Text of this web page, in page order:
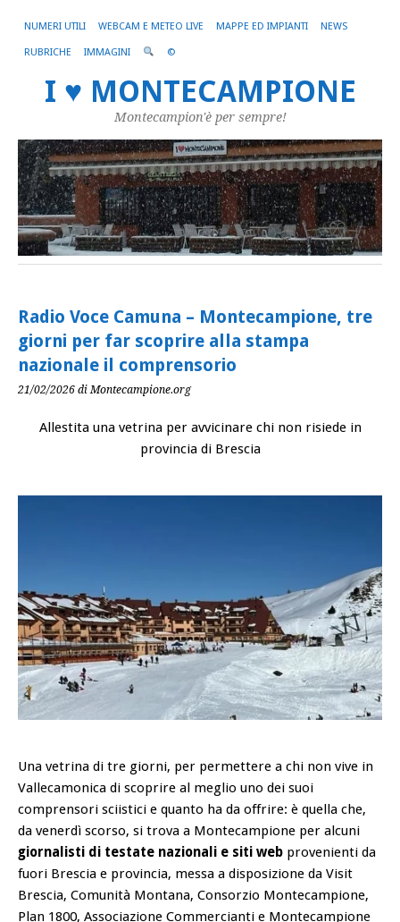
NUMERI UTILI WEBCAM E METEO LIVE MAPPE ED IMPIANTI NEWS
RUBRICHE IMMAGINI ©
I ♥ MONTECAMPIONE
Montecampion'è per sempre!
Radio Voce Camuna – Montecampione, tre
giorni per far scoprire alla stampa
nazionale il comprensorio
21/02/2026 di Montecampione.org
Allestita una vetrina per avvicinare chi non risiede in
provincia di Brescia
Una vetrina di tre giorni, per permettere a chi non vive in
Vallecamonica di scoprire al meglio uno dei suoi
comprensori sciistici e quanto ha da offrire: è quella che,
da venerdì scorso, si trova a Montecampione per alcuni
giornalisti di testate nazionali e siti web provenienti da
fuori Brescia e provincia, messa a disposizione da Visit
Brescia, Comunità Montana, Consorzio Montecampione,
Plan 1800, Associazione Commercianti e Montecampione